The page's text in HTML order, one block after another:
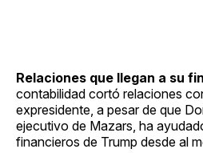
Relaciones que llegan a su
contabilidad cortó relaciones
expresidente, a pesar de que
ejecutivo de Mazars, ha
financieros de Trump desde al